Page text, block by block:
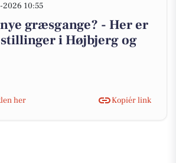
2026 10:55
græsgange? - Her er
i Højbjerg og
her
Kopiér link